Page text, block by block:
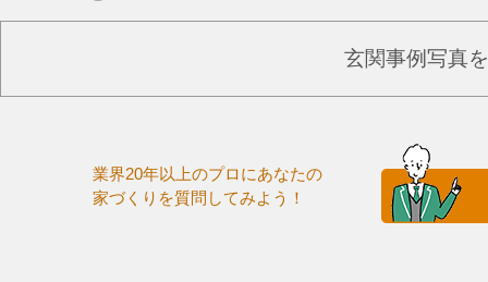
玄関事例写真
業界20年以上のプロにあなたの
家づくりを質問してみよう！